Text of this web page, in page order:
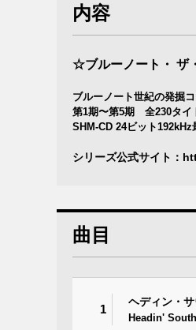
内容
☆ブルーノート・ ザ
ブルーノート世紀の発掘
第1期〜第5期 全230タイ
SHM-CD 24ビット
シリーズ公式サイト：
曲目
1
ヘディン・
Headin' South